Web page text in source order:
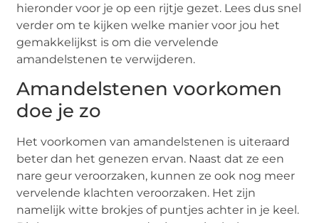
hieronder voor je op een rijtje gezet. Lees dus snel
verder om te kijken welke manier voor jou het
gemakkelijkst is om die vervelende
amandelstenen te verwijderen.
Amandelstenen voorkomen
doe je zo
Het voorkomen van amandelstenen is uiteraard
beter dan het genezen ervan. Naast dat ze een
nare geur veroorzaken, kunnen ze ook nog meer
vervelende klachten veroorzaken. Het zijn
namelijk witte brokjes of puntjes achter in je keel.